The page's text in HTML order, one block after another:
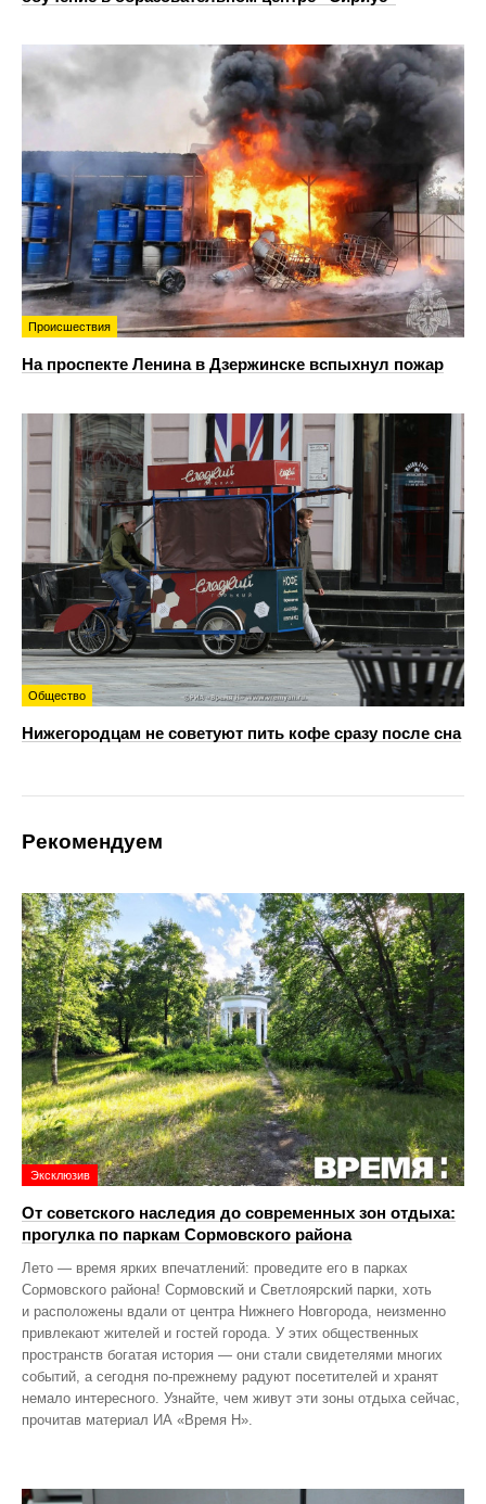
Происшествия
На проспекте Ленина в Дзержинске вспыхнул пожар
Общество
Нижегородцам не советуют пить кофе сразу после сна
Рекомендуем
Эксклюзив
От советского наследия до современных зон отдыха:
прогулка по паркам Сормовского района
Лето — время ярких впечатлений: проведите его в парках
Сормовского района! Сормовский и Светлоярский парки, хоть
и расположены вдали от центра Нижнего Новгорода, неизменно
привлекают жителей и гостей города. У этих общественных
пространств богатая история — они стали свидетелями многих
событий, а сегодня по‑прежнему радуют посетителей и хранят
немало интересного. Узнайте, чем живут эти зоны отдыха сейчас,
прочитав материал ИА «Время Н».